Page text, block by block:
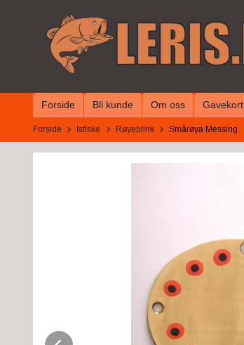
Forside Bli kunde Om oss Gavekort
Forside Isfiske Røyeblink Smårøya Messing